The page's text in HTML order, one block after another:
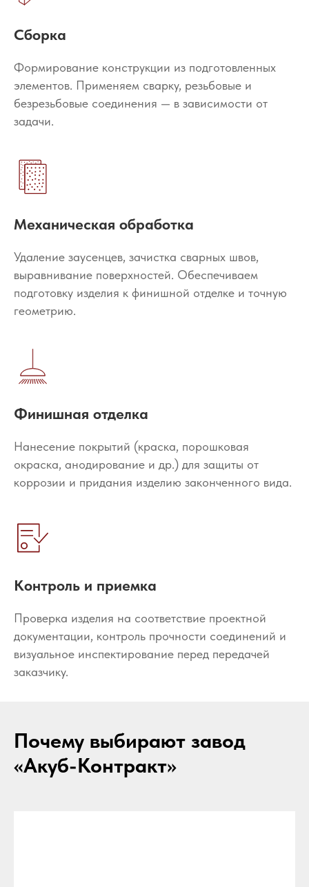
Сборка
Формирование конструкции из подготовленных
элементов. Применяем сварку, резьбовые и
безрезьбовые соединения — в зависимости от
задачи.
Механическая обработка
Удаление заусенцев, зачистка сварных швов,
выравнивание поверхностей. Обеспечиваем
подготовку изделия к финишной отделке и точную
геометрию.
Финишная отделка
Нанесение покрытий (краска, порошковая
окраска, анодирование и др.) для защиты от
коррозии и придания изделию законченного вида.
Контроль и приемка
Проверка изделия на соответствие проектной
документации, контроль прочности соединений и
визуальное инспектирование перед передачей
заказчику.
Почему выбирают завод
«Акуб-Контракт»